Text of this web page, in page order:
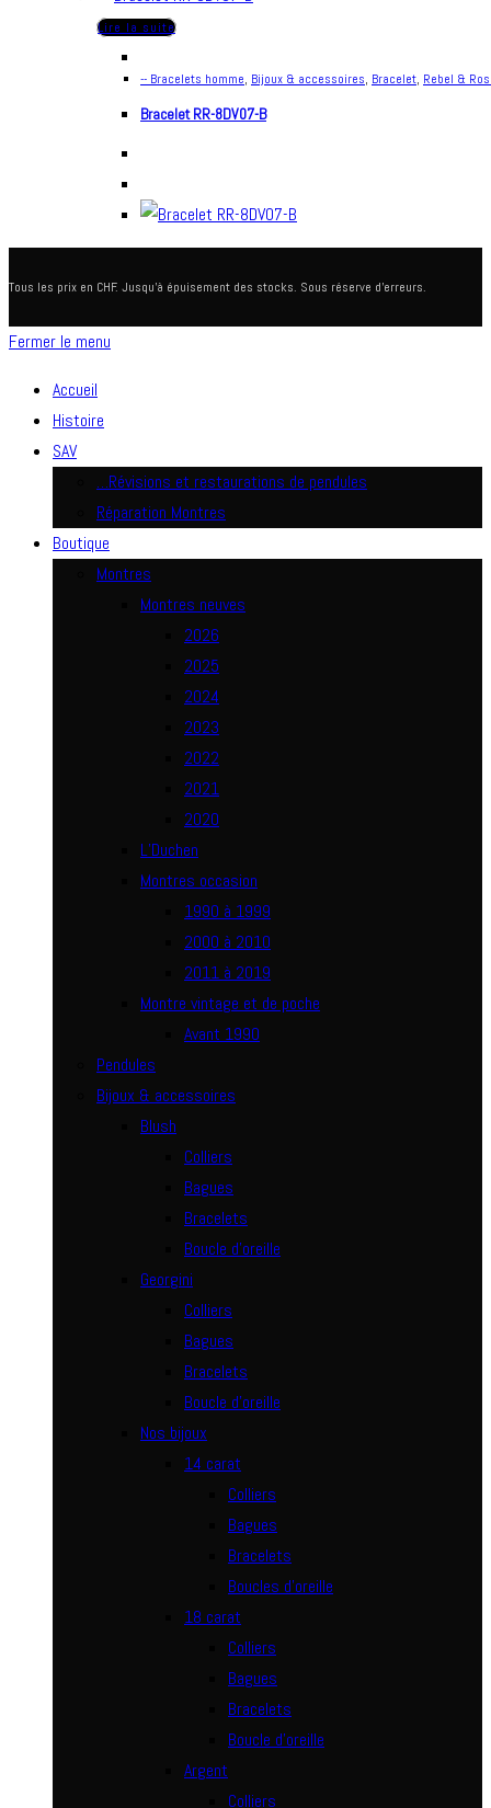
Lire la suite
-- Bracelets homme, Bijoux & accessoires, Bracelet, Rebel &
Bracelet RR-8DV07-B
Tous les prix en CHF. Jusqu'à épuisement des stocks. Sous réserve d'erreurs.
Fermer le menu
Accueil
Histoire
SAV
…Révisions et restaurations de pendules
Réparation Montres
Boutique
Montres
Montres neuves
2026
2025
2024
2023
2022
2021
2020
L’Duchen
Montres occasion
1990 à 1999
2000 à 2010
2011 à 2019
Montre vintage et de poche
Avant 1990
Pendules
Bijoux & accessoires
Blush
Colliers
Bagues
Bracelets
Boucle d’oreille
Georgini
Colliers
Bagues
Bracelets
Boucle d’oreille
Nos bijoux
14 carat
Colliers
Bagues
Bracelets
Boucles d’oreille
18 carat
Colliers
Bagues
Bracelets
Boucle d’oreille
Argent
Colliers